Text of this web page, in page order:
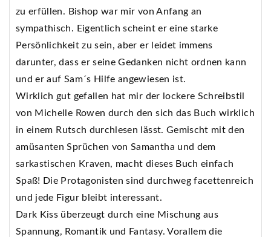
zu erfüllen. Bishop war mir von Anfang an
sympathisch. Eigentlich scheint er eine starke
Persönlichkeit zu sein, aber er leidet immens
darunter, dass er seine Gedanken nicht ordnen kann
und er auf Sam´s Hilfe angewiesen ist.
Wirklich gut gefallen hat mir der lockere Schreibstil
von Michelle Rowen durch den sich das Buch wirklich
in einem Rutsch durchlesen lässt. Gemischt mit den
amüsanten Sprüchen von Samantha und dem
sarkastischen Kraven, macht dieses Buch einfach
Spaß! Die Protagonisten sind durchweg facettenreich
und jede Figur bleibt interessant.
Dark Kiss überzeugt durch eine Mischung aus
Spannung, Romantik und Fantasy. Vorallem die